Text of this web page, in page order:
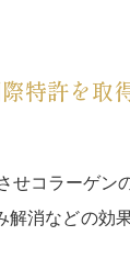
特許を取
せコラーゲン
解消などの効